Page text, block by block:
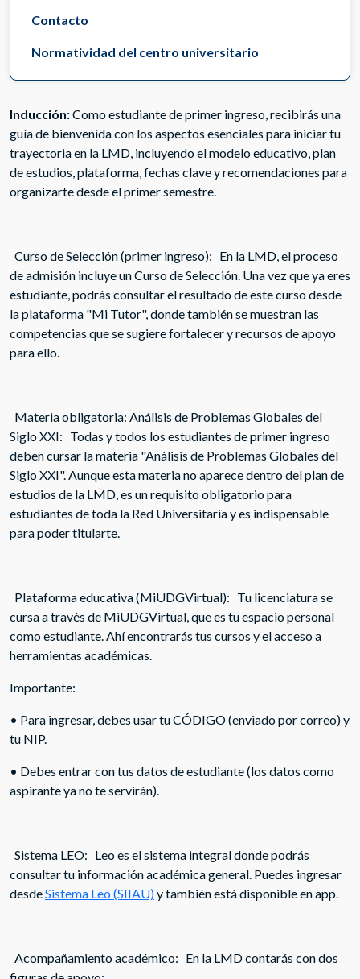
Contacto
Normatividad del centro universitario
Inducción:Como estudiante de primer ingreso, recibirás una
guía de bienvenida con los aspectos esenciales para iniciar tu
trayectoria en la LMD, incluyendo el modelo educativo, plan
de estudios, plataforma, fechas clave y recomendaciones para
organizarte desde el primer semestre.
Curso de Selección (primer ingreso): En la LMD, el proceso
de admisión incluye un Curso de Selección. Una vez que ya eres
estudiante, podrás consultar el resultado de este curso desde
la plataforma "Mi Tutor", donde también se muestran las
competencias que se sugiere fortalecer y recursos de apoyo
para ello.
Materia obligatoria: Análisis de Problemas Globales del
Siglo XXI: Todas y todos los estudiantes de primer ingreso
deben cursar la materia "Análisis de Problemas Globales del
Siglo XXI". Aunque esta materia no aparece dentro del plan de
estudios de la LMD, es un requisito obligatorio para
estudiantes de toda la Red Universitaria y es indispensable
para poder titularte.
Plataforma educativa (MiUDGVirtual): Tu licenciatura se
cursa a través de MiUDGVirtual, que es tu espacio personal
como estudiante. Ahí encontrarás tus cursos y el acceso a
herramientas académicas.
Importante:
• Para ingresar, debes usar tu CÓDIGO (enviado por correo) y
tu NIP.
• Debes entrar con tus datos de estudiante (los datos como
aspirante ya no te servirán).
Sistema LEO: Leo es el sistema integral donde podrás
consultar tu información académica general. Puedes ingresar
desdeSistema Leo (SIIAU)y también está disponible en app.
Acompañamiento académico: En la LMD contarás con dos